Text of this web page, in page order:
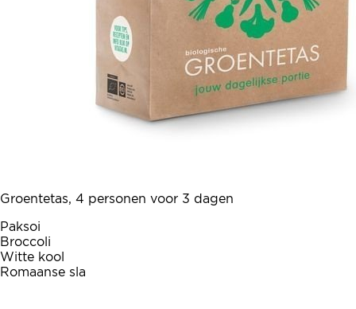
Groentetas, 4 personen voor 3 dagen
Paksoi
Broccoli
Witte kool
Romaanse sla